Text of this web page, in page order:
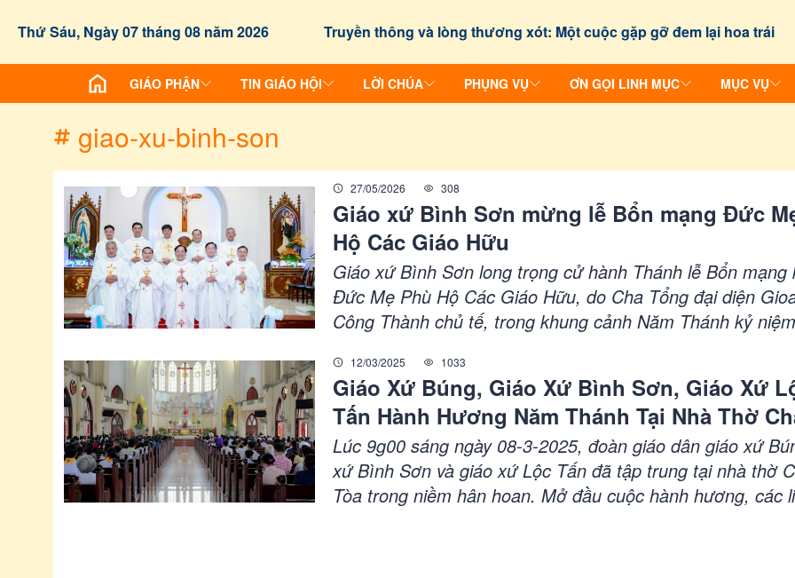
Thứ Sáu, Ngày 07 tháng 08 năm 2026 Truyền thông và lòng thương xót: Một cuộc gặp gỡ đem lại hoa trái
GIÁO PHẬN TIN GIÁO HỘI LỜI CHÚA PHỤNG VỤ ƠN GỌI LINH MỤC MỤC VỤ
giao-xu-binh-son
27/05/2026 308
Giáo xứ Bình Sơn mừng lễ Bổn mạng Đức
Hộ Các Giáo Hữu
Giáo xứ Bình Sơn long trọng cử hành Thánh lễ Bổn mạng
Đức Mẹ Phù Hộ Các Giáo Hữu, do Cha Tổng đại diện
Công Thành chủ tế, trong khung cảnh Năm Thánh kỷ
12/03/2025 1033
Giáo Xứ Búng, Giáo Xứ Bình Sơn, Giáo Xứ
Tấn Hành Hương Năm Thánh Tại Nhà Thờ
Tòa Phú Cường
Lúc 9g00 sáng ngày 08-3-2025, đoàn giáo dân giáo xứ
xứ Bình Sơn và giáo xứ Lộc Tấn đã tập trung tại nhà thờ
Tòa trong niềm hân hoan. Mở đầu cuộc hành hương, các